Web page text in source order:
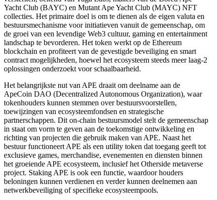
Yacht Club (BAYC) en Mutant Ape Yacht Club (MAYC) NFT
collecties. Het primaire doel is om te dienen als de eigen valuta en
bestuursmechanisme voor initiatieven vanuit de gemeenschap, om
de groei van een levendige Web3 cultuur, gaming en entertainment
landschap te bevorderen. Het token werkt op de Ethereum
blockchain en profiteert van de gevestigde beveiliging en smart
contract mogelijkheden, hoewel het ecosysteem steeds meer laag-2
oplossingen onderzoekt voor schaalbaarheid.
Het belangrijkste nut van APE draait om deelname aan de
ApeCoin DAO (Decentralized Autonomous Organization), waar
tokenhouders kunnen stemmen over bestuursvoorstellen,
toewijzingen van ecosysteemfondsen en strategische
partnerschappen. Dit on-chain bestuursmodel stelt de gemeenschap
in staat om vorm te geven aan de toekomstige ontwikkeling en
richting van projecten die gebruik maken van APE. Naast het
bestuur functioneert APE als een utility token dat toegang geeft tot
exclusieve games, merchandise, evenementen en diensten binnen
het groeiende APE ecosysteem, inclusief het Otherside metaverse
project. Staking APE is ook een functie, waardoor houders
beloningen kunnen verdienen en verder kunnen deelnemen aan
netwerkbeveiliging of specifieke ecosysteempools.